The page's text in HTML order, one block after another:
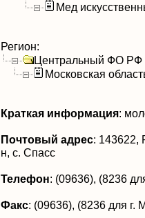
Мед
Регион:
Центральный ФО РФ
Московская
Краткая информация:
Почтовый адрес: 143622,
н, с. Спасс
Телефон: (09636), (8236
Факс: (09636), (8236 для г.